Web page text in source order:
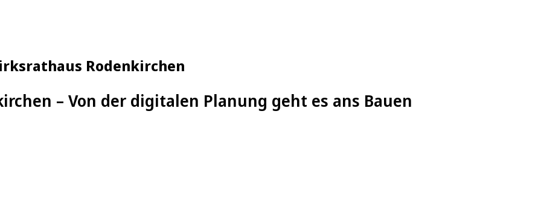
Rodenkirchen
– Von der digitalen Planung geht es ans Bauen